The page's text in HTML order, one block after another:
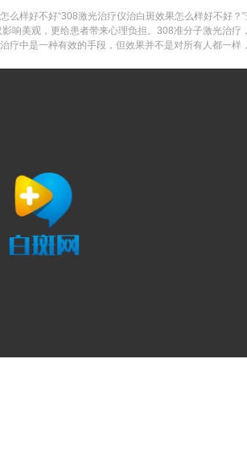
么样好不好“308激光治疗仪治白斑效果怎么样好不好
响美观，更给患者带来心理负担。308准分子激光治
疗中是一种有效的手段，但效果并不是对所有人都一